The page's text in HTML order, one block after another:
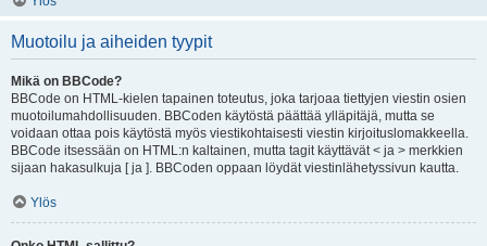
Muotoilu ja aiheiden tyypit
Mikä on BBCode?
BBCode on HTML-kielen tapainen toteutus, joka tarjoaa tiettyjen viestin osien
muotoilumahdollisuuden. BBCoden käytöstä päättää ylläpitäjä, mutta se
voidaan ottaa pois käytöstä myös viestikohtaisesti viestin kirjoituslomakkeella.
BBCode itsessään on HTML:n kaltainen, mutta tagit käyttävät < ja > merkkien
sijaan hakasulkuja [ ja ]. BBCoden oppaan löydät viestinlähetyssivun kautta.
Ylös